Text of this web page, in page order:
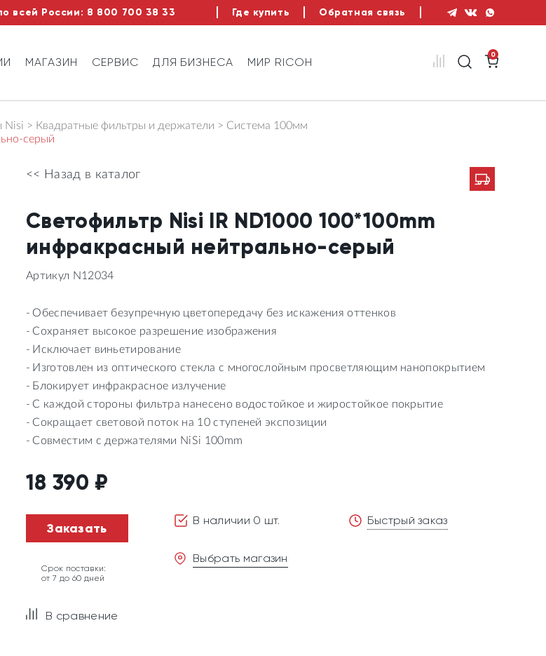
всей России: 8 800 700 38 33 Где купить Обратная связь
МАГАЗИН СЕРВИС ДЛЯ БИЗНЕСА МИР RICOH
0
Nisi Квадратные фильтры и держатели
Система 100мм
серый
<< Назад в каталог
Светофильтр Nisi IR ND1000 100*100mm
инфракрасный нейтрально-серый
Артикул N12034
Обеспечивает безупречную цветопередачу без искажения оттенков
Сохраняет высокое разрешение изображения
Исключает виньетирование
Изготовлен из оптического стекла с многослойным просветляющим нанопокрытием
Блокирует инфракрасное излучение
С каждой стороны фильтра нанесено водостойкое и жиростойкое покрытие
Сокращает световой поток на 10 ступеней экспозиции
Совместим с держателями NiSi 100mm
18 390 ₽
Заказать
Срок поставки:
от 7 до 60 дней
В сравнение
В наличии 0 шт.
Выбрать магазин
Быстрый заказ